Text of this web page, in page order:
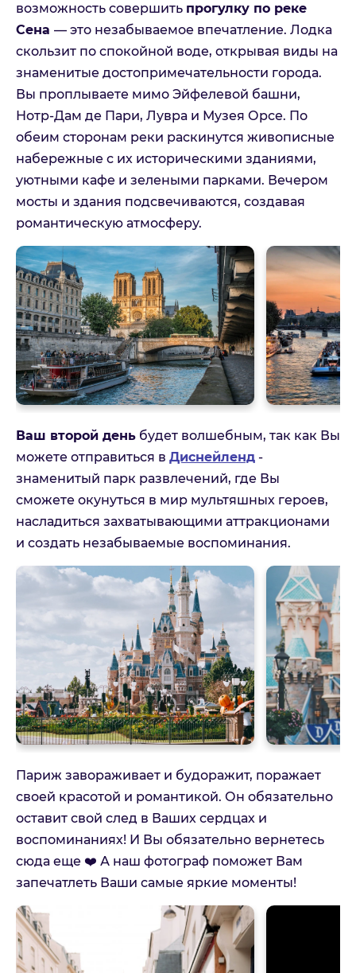
возможность совершить прогулку по реке
Сена — это незабываемое впечатление. Лодка
скользит по спокойной воде, открывая виды на
знаменитые достопримечательности города.
Вы проплываете мимо Эйфелевой башни,
Нотр-Дам де Пари, Лувра и Музея Орсе. По
обеим сторонам реки раскинутся живописные
набережные с их историческими зданиями,
уютными кафе и зелеными парками. Вечером
мосты и здания подсвечиваются, создавая
романтическую атмосферу.
Ваш второй день будет волшебным, так как Вы
можете отправиться в Диснейленд -
знаменитый парк развлечений, где Вы
сможете окунуться в мир мультяшных героев,
насладиться захватывающими аттракционами
и создать незабываемые воспоминания.
Париж завораживает и будоражит, поражает
своей красотой и романтикой. Он обязательно
оставит свой след в Ваших сердцах и
воспоминаниях! И Вы обязательно вернетесь
сюда еще ❤️ А наш фотограф поможет Вам
запечатлеть Ваши самые яркие моменты!
Можете оставить дополнительные контактные данные
или пожелания
Комментарий
Принимаю:Политика
конфиденциальности
Принимаю:Условия оказания
туристических услуг
Отмена
Отправить